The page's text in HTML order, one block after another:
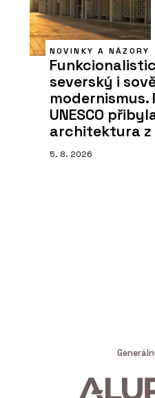
NOVINKY A NÁZORY
severský i
modernismus.
UNESCO
architektura
5. 8. 2026